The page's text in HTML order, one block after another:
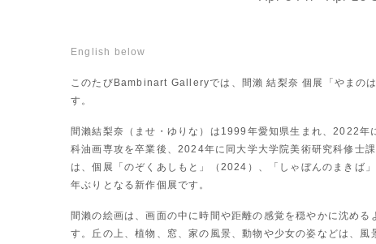
English below
このたびBambinart Galleryでは、間瀨 結梨奈 個展「やまの
す。
間瀨結梨奈（ませ・ゆりな）は1999年愛知県生まれ、2022年
科油画専攻を卒業後、2024年に同大学大学院美術研究科修士
は、個展「のぞくあしもと」（2024）、「しゃぼんのまきば
年ぶりとなる新作個展です。
間瀨の絵画は、画面の中に時間や距離の感覚を穏やかに沈める
す。丘の上、植物、窓、家の風景、動物や少女の姿などは、風